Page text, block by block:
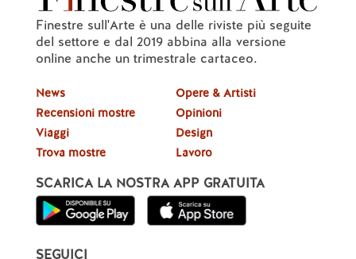
Finestre sull'Arte è una delle riviste più seguite
del settore e dal 2019 abbina alla versione
online anche un trimestrale cartaceo.
News
Recensioni mostre
Viaggi
Trova mostre
Opere & Artisti
Opinioni
Design
Lavoro
SCARICA LA NOSTRA APP GRATUITA
SEGUICI